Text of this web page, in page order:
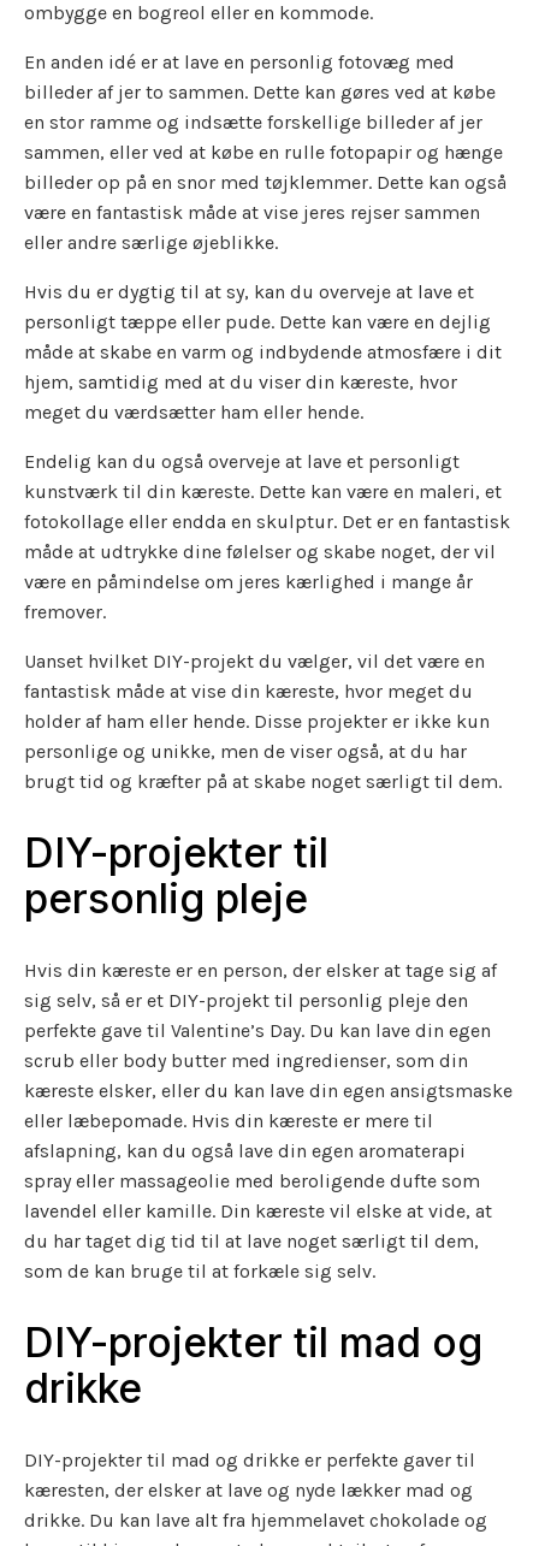
ombygge en bogreol eller en kommode.
En anden idé er at lave en personlig fotovæg med
billeder af jer to sammen. Dette kan gøres ved at købe
en stor ramme og indsætte forskellige billeder af jer
sammen, eller ved at købe en rulle fotopapir og hænge
billeder op på en snor med tøjklemmer. Dette kan også
være en fantastisk måde at vise jeres rejser sammen
eller andre særlige øjeblikke.
Hvis du er dygtig til at sy, kan du overveje at lave et
personligt tæppe eller pude. Dette kan være en dejlig
måde at skabe en varm og indbydende atmosfære i dit
hjem, samtidig med at du viser din kæreste, hvor
meget du værdsætter ham eller hende.
Endelig kan du også overveje at lave et personligt
kunstværk til din kæreste. Dette kan være en maleri, et
fotokollage eller endda en skulptur. Det er en fantastisk
måde at udtrykke dine følelser og skabe noget, der vil
være en påmindelse om jeres kærlighed i mange år
fremover.
Uanset hvilket DIY-projekt du vælger, vil det være en
fantastisk måde at vise din kæreste, hvor meget du
holder af ham eller hende. Disse projekter er ikke kun
personlige og unikke, men de viser også, at du har
brugt tid og kræfter på at skabe noget særligt til dem.
DIY-projekter til
personlig pleje
Hvis din kæreste er en person, der elsker at tage sig af
sig selv, så er et DIY-projekt til personlig pleje den
perfekte gave til Valentine’s Day. Du kan lave din egen
scrub eller body butter med ingredienser, som din
kæreste elsker, eller du kan lave din egen ansigtsmaske
eller læbepomade. Hvis din kæreste er mere til
afslapning, kan du også lave din egen aromaterapi
spray eller massageolie med beroligende dufte som
lavendel eller kamille. Din kæreste vil elske at vide, at
du har taget dig tid til at lave noget særligt til dem,
som de kan bruge til at forkæle sig selv.
DIY-projekter til mad og
drikke
DIY-projekter til mad og drikke er perfekte gaver til
kæresten, der elsker at lave og nyde lækker mad og
drikke. Du kan lave alt fra hjemmelavet chokolade og